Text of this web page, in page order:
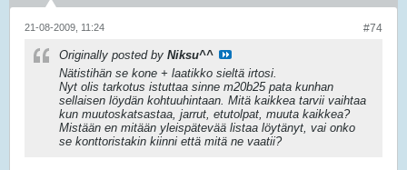
#74
21-08-2009, 11:24
Originally posted by Niksu^^
Nätistihän se kone + laatikko sieltä irtosi.
Nyt olis tarkotus istuttaa sinne m20b25 pata kunhan
sellaisen löydän kohtuuhintaan. Mitä kaikkea tarvii vaihtaa
kun muutoskatsastaa, jarrut, etutolpat, muuta kaikkea?
Mistään en mitään yleispätevää listaa löytänyt, vai onko
se konttoristakin kiinni että mitä ne vaatii?